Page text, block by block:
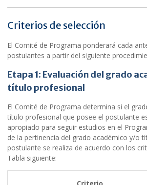
Criterios de selección
El Comité de Programa ponderará cada
postulantes a partir del siguiente
Etapa 1: Evaluación del grado
título profesional
El Comité de Programa determina si el
título profesional que posee el postulante
apropiado para seguir estudios en el
de la pertinencia del grado académico y/o
postulante se realiza de acuerdo con los
Tabla siguiente:
Criterio